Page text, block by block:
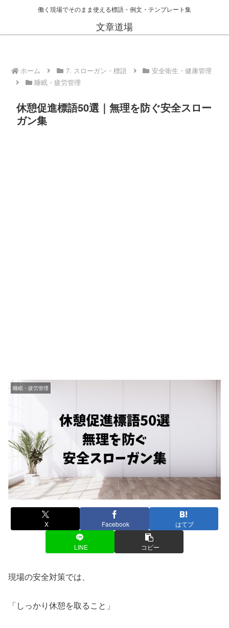
働く現場でそのまま使える標語・例文・テンプレート集
文章道場
ホーム 7. スローガン・標語
安全衛生・健康管理
睡眠・疲労管理
休憩促進標語50選｜無理を防ぐ安全スロー
ガン集
睡眠・疲労管理
X Facebook はてブ
LINE コピー
現場の安全対策では、
「しっかり休憩を取ること」